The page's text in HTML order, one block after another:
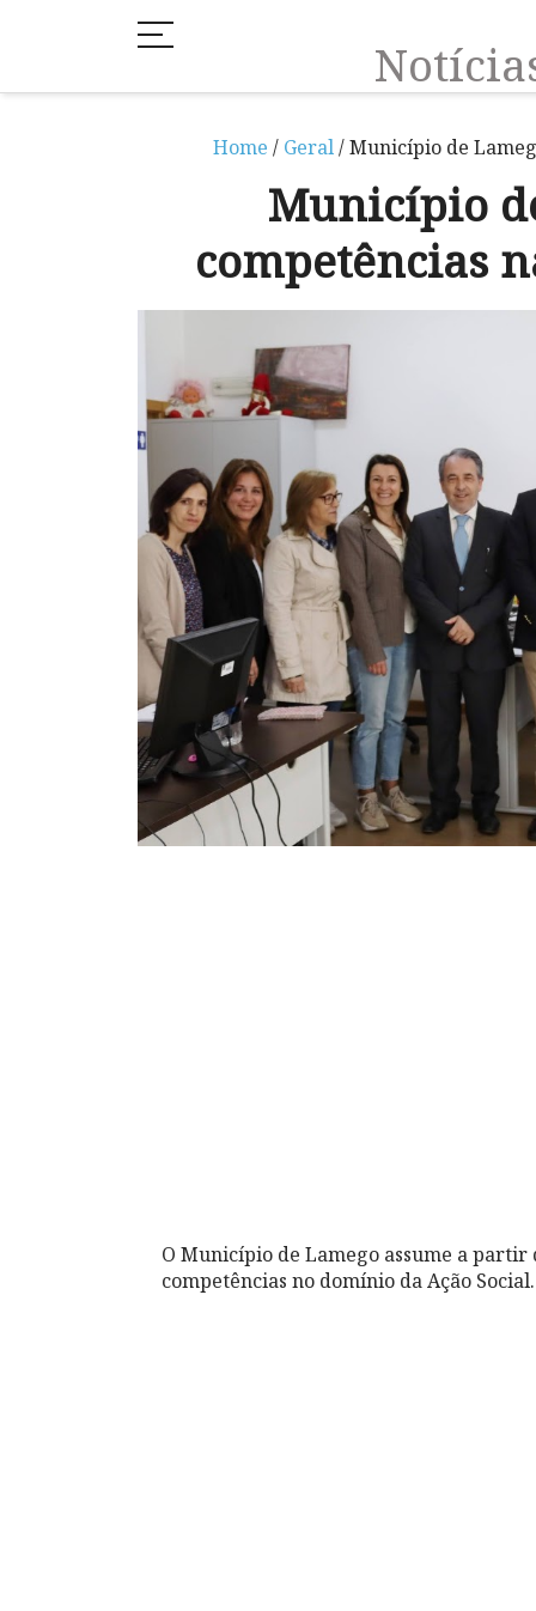
Home / Geral/ Município de
Município
competências
O Município de Lamego assume a
competências no domínio da Ação Social.